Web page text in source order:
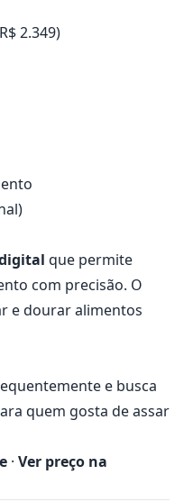
2.349)
que permite
com precisão. O
e dourar alimentos
e busca
quem gosta de assar
· Ver preço na